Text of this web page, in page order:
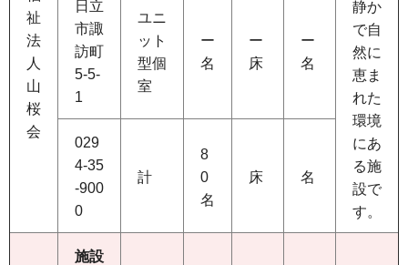
祉
法
人
山
桜
会
静か
で自
然に
恵ま
れた
環境
にあ
る施
設で
す。
日立
市諏
訪町
5-5-
1
ユニ
ット
型個
室
ー
名
ー
床
ー
名
029
4-35
-900
0
計
8
0
名
床 名
施設